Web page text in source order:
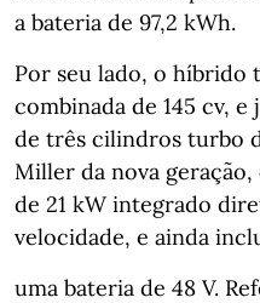
a bateria de 97,2 kWh.
Por seu lado, o híbrido
combinada de 145 cv,
de três cilindros turbo
Miller da nova
de 21 kW integrado
velocidade, e ainda
uma bateria de 48 V.